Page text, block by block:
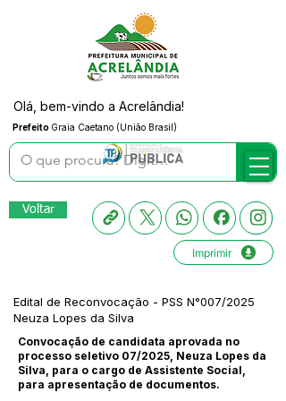
Prefeito Graia Caetano (União Brasil)
Olá, bem-vindo a Acrelândia!
Voltar
Imprimir
Edital de Reconvocação - PSS N°007/2025
Neuza Lopes da Silva
Convocação de candidata aprovada no
processo seletivo 07/2025, Neuza Lopes da
Silva, para o cargo de Assistente Social,
para apresentação de documentos.